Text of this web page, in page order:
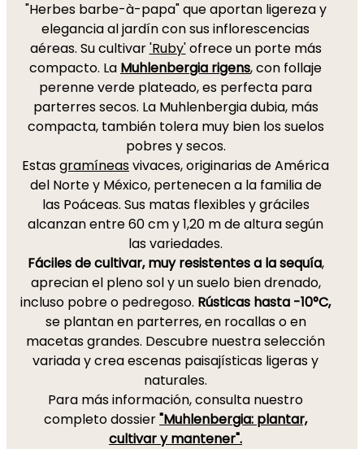
"Herbes barbe-à-papa" que aportan ligereza y
elegancia al jardín con sus inflorescencias
aéreas. Su cultivar'Ruby'ofrece un porte más
compacto. La Muhlenbergia rigens, con follaje
perenne verde plateado, es perfecta para
parterres secos. La Muhlenbergia dubia, más
compacta, también tolera muy bien los suelos
pobres y secos.
Estasgramíneasvivaces, originarias de América
del Norte y México, pertenecen a la familia de
las Poáceas. Sus matas flexibles y gráciles
alcanzan entre 60 cm y 1,20 m de altura según
las variedades.
Fáciles de cultivar, muy resistentes a la sequía,
aprecian el pleno sol y un suelo bien drenado,
incluso pobre o pedregoso. Rústicas hasta -10°C,
se plantan en parterres, en rocallas o en
macetas grandes. Descubre nuestra selección
variada y crea escenas paisajísticas ligeras y
naturales.
Para más información, consulta nuestro
completo dossier"Muhlenbergia: plantar,
cultivar y mantener".